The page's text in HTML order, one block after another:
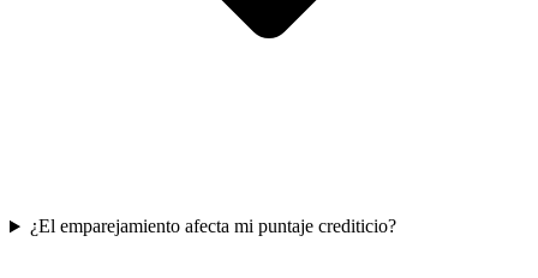
¿El emparejamiento afecta mi puntaje crediticio?